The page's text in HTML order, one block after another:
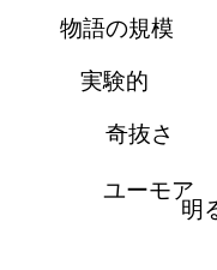
明
ユーモア
奇抜さ
実験的
物語の規模